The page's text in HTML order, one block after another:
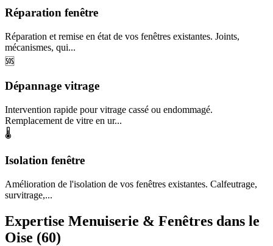
Réparation fenêtre
Réparation et remise en état de vos fenêtres existantes. Joints,
mécanismes, qui...
🆘
Dépannage vitrage
Intervention rapide pour vitrage cassé ou endommagé.
Remplacement de vitre en ur...
🌡️
Isolation fenêtre
Amélioration de l'isolation de vos fenêtres existantes. Calfeutrage,
survitrage,...
Expertise Menuiserie & Fenêtres dans le
Oise (60)